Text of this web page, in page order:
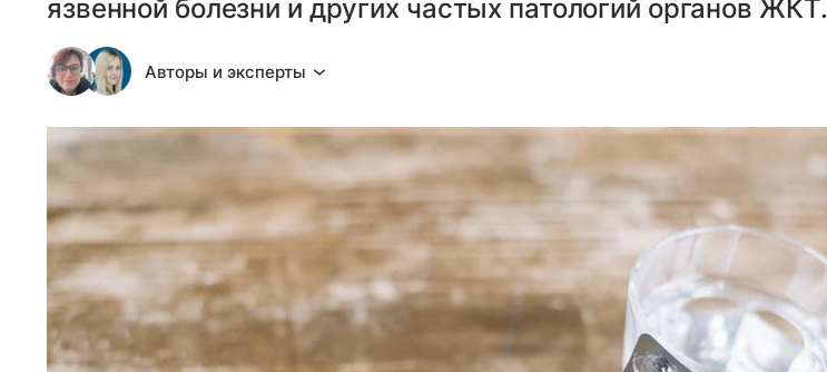
язвенной болезни и других частых патологий органов ЖКТ.
Авторы и эксперты